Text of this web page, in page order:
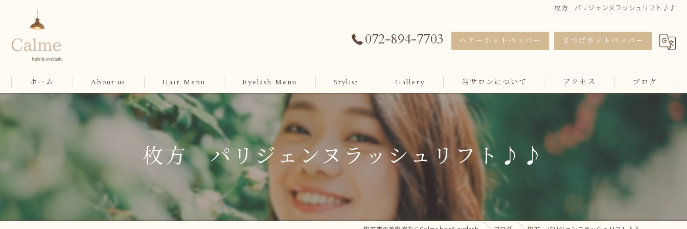
枚方 パリジェンヌラッシュリフト♪♪
072-894-7703 ヘアーホットペッパー まつげホットペッパー
ホーム About us Hair Menu Eyelash Menu Stylist Gallery 当サロンについて
カット
カラー
トリートメント
マツエク
まつ毛パーマ
アクセス ブログ
枚方 パリジェンヌラッシュリフト♪♪